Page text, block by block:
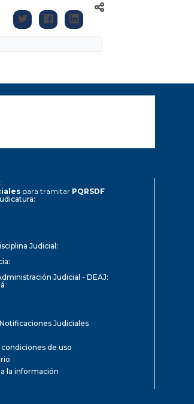
para tramitar PQRSDF
Judicial:
Judicial - DEAJ:
Judiciales
de uso
la información